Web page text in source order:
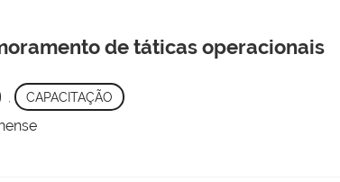
de táticas operacionais
, CAPACITAÇÃO